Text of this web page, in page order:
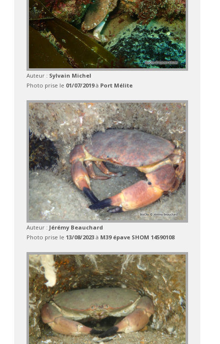
Auteur : Sylvain Michel
Photo prise le 01/07/2019à Port Mélite
Auteur : Jérémy Beauchard
Photo prise le 13/08/2023à M39 épave SHOM 14590108